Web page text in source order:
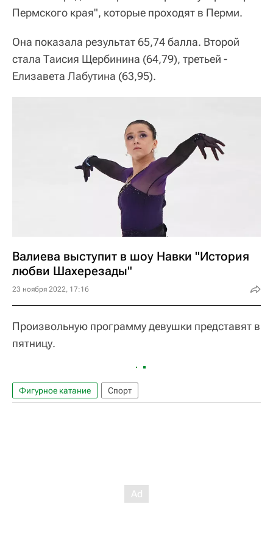
Пермского края", которые проходят в Перми.
Она показала результат 65,74 балла. Второй
стала Таисия Щербинина (64,79), третьей -
Елизавета Лабутина (63,95).
Валиева выступит в шоу Навки "История
любви Шахерезады"
23 ноября 2022, 17:16
Произвольную программу девушки представят в
пятницу.
Фигурное катание Спорт